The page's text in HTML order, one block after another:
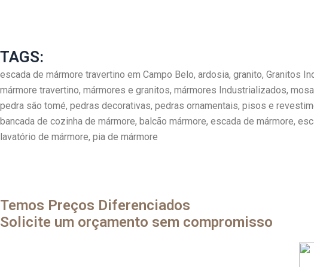
TAGS:
escada de mármore travertino em Campo Belo, ardosia, granito, Granitos
mármore travertino, mármores e granitos, mármores Industrializados,
pedra são tomé, pedras decorativas, pedras ornamentais, pisos e
bancada de cozinha de mármore, balcão mármore, escada de mármore,
lavatório de mármore, pia de mármore
Temos Preços Diferenciados
Solicite um orçamento sem compromisso